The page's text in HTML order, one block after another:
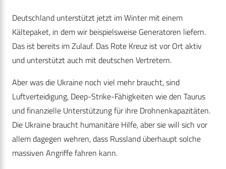
Deutschland unterstützt jetzt im Winter mit einem
Kältepaket, in dem wir beispielsweise Generatoren liefern.
Das ist bereits im Zulauf. Das Rote Kreuz ist vor Ort aktiv
und unterstützt auch mit deutschen Vertretern.
Aber was die Ukraine noch viel mehr braucht, sind
Luftverteidigung, Deep-Strike-Fähigkeiten wie den Taurus
und finanzielle Unterstützung für ihre Drohnenkapazitäten.
Die Ukraine braucht humanitäre Hilfe, aber sie will sich vor
allem dagegen wehren, dass Russland überhaupt solche
massiven Angriffe fahren kann.